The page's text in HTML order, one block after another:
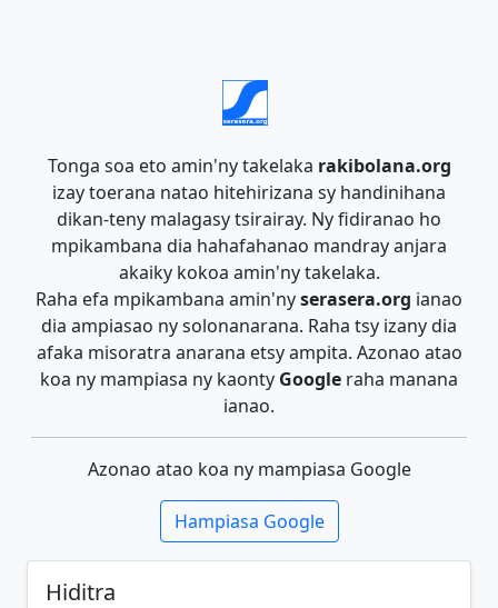
Tonga soa eto amin'ny takelaka rakibolana.org
izay toerana natao hitehirizana sy handinihana
dikan-teny malagasy tsirairay. Ny fidiranao ho
mpikambana dia hahafahanao mandray anjara
akaiky kokoa amin'ny takelaka.
Raha efa mpikambana amin'nyserasera.org ianao
dia ampiasao ny solonanarana. Raha tsy izany dia
afaka misoratra anarana etsy ampita. Azonao atao
koa ny mampiasa ny kaonty Google raha manana
ianao.
Azonao atao koa ny mampiasa Google
Hampiasa Google
Hiditra